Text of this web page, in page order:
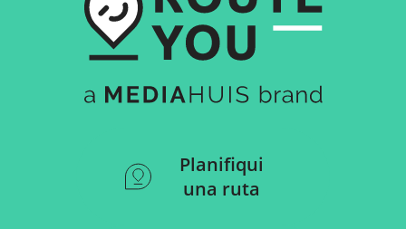
Planifiqui
una ruta